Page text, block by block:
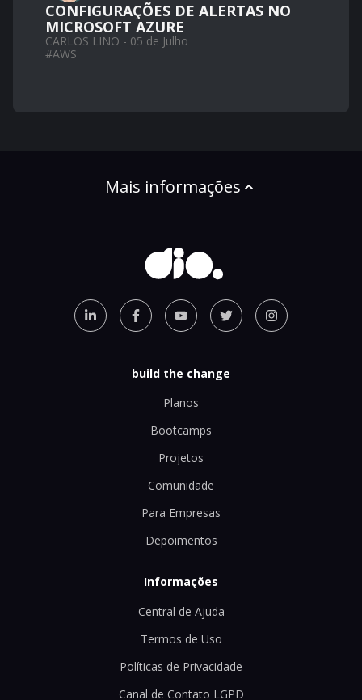
CONFIGURAÇÕES DE ALERTAS NO
MICROSOFT AZURE
CARLOS LINO - 05 de Julho
#AWS
Mais informações
build the change
Planos
Bootcamps
Projetos
Comunidade
Para Empresas
Depoimentos
Informações
Central de Ajuda
Termos de Uso
Políticas de Privacidade
Canal de Contato LGPD